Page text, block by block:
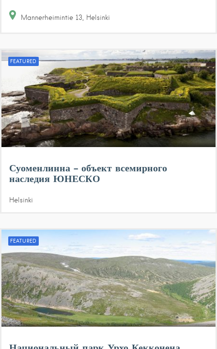
Mannerheimintie 13 Helsinki
FEATURED
Суоменлинна – объект всемирного
наследия ЮНЕСКО
Helsinki
FEATURED